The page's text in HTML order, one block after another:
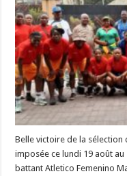
Belle victoire de la sélection
imposée ce lundi 19 août
battant Atletico Femenino